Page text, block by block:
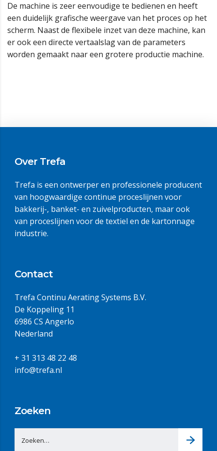
De machine is zeer eenvoudige te bedienen en heeft
een duidelijk grafische weergave van het proces op het
scherm. Naast de flexibele inzet van deze machine, kan
er ook een directe vertaalslag van de parameters
worden gemaakt naar een grotere productie machine.
Over Trefa
Trefa is een ontwerper en professionele producent
van hoogwaardige continue proceslijnen voor
bakkerij-, banket- en zuivelproducten, maar ook
van proceslijnen voor de textiel en de kartonnage
industrie.
Contact
Trefa Continu Aerating Systems B.V.
De Koppeling 11
6986 CS Angerlo
Nederland
+ 31 313 48 22 48
info@trefa.nl
Zoeken